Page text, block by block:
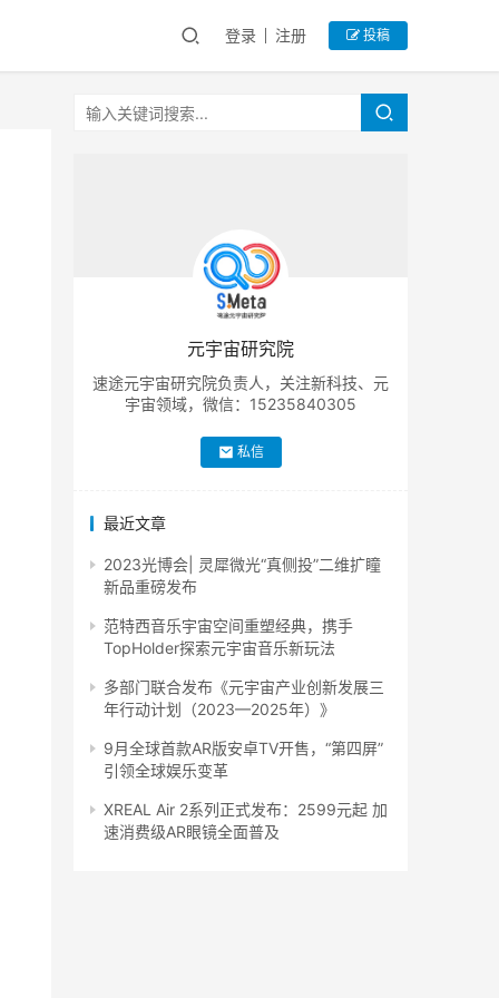
登录 注册 投稿
元宇宙研究院
速途元宇宙研究院负责人，关注新科技、元
宇宙领域，微信：15235840305
私信
最近文章
2023光博会| 灵犀微光“真侧投”二维扩瞳
新品重磅发布
范特西音乐宇宙空间重塑经典，携手
TopHolder探索元宇宙音乐新玩法
多部门联合发布《元宇宙产业创新发展三
年行动计划（2023—2025年）》
9月全球首款AR版安卓TV开售，“第四屏”
引领全球娱乐变革
XREAL Air 2系列正式发布：2599元起 加
速消费级AR眼镜全面普及